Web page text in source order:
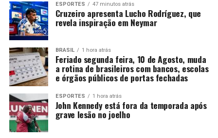
ESPORTES 47 minutos atrás
Cruzeiro apresenta Lucho Rodríguez, que
revela inspiração em Neymar
BRASIL 1 hora atrás
Feriado segunda feira, 10 de Agosto, muda
a rotina de brasileiros com bancos, escolas
e órgãos públicos de portas fechadas
ESPORTES 1 hora atrás
John Kennedy está fora da temporada após
grave lesão no joelho